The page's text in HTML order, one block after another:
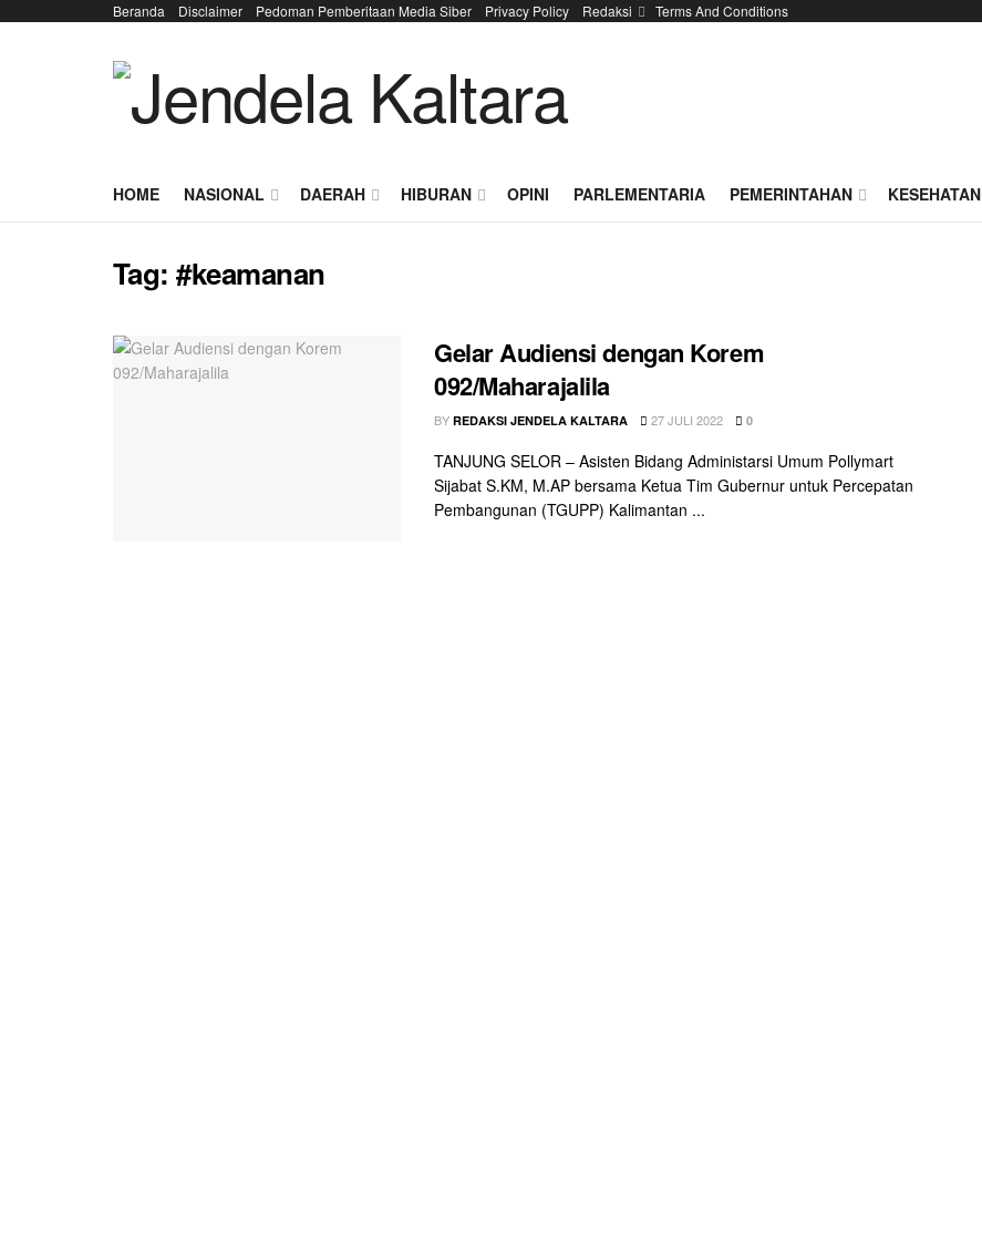
Beranda Disclaimer Pedoman Pemberitaan Media Siber Privacy Policy Redaksi Terms And Conditions
HOME NASIONAL DAERAH HIBURAN OPINI PARLEMENTARIA PEMERINTAHAN KESEHATAN
Tag:#keamanan
Gelar Audiensi dengan Korem
092/Maharajalila
BY REDAKSI JENDELA KALTARA 27 JULI 2022 0
TANJUNG SELOR – Asisten Bidang Administarsi Umum Pollymart
Sijabat S.KM, M.AP bersama Ketua Tim Gubernur untuk Percepatan
Pembangunan (TGUPP) Kalimantan ...